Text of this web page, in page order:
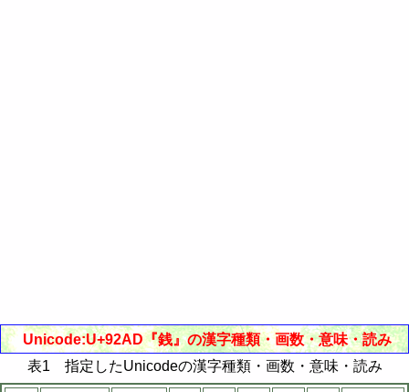
Unicode:U+92AD『銭』の漢字種類・画数・意味・読み
表1 指定したUnicodeの漢字種類・画数・意味・読み